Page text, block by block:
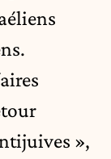
»,